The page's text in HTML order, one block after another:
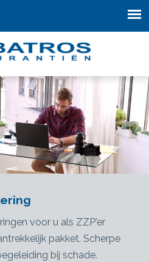
voor u als ZZP'er
pakket. Scherpe
bij schade.